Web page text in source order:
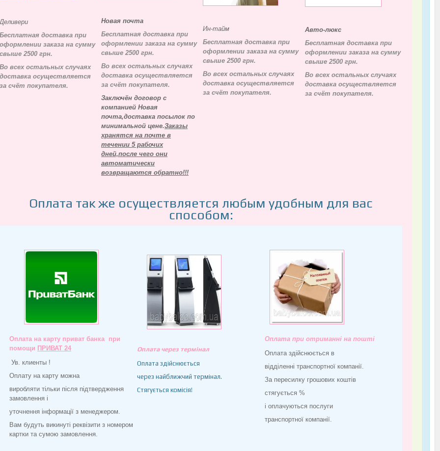
Деливери
Бесплатная доставка при
оформлении заказа на сумму
свыше 2500 грн.
Во всех остальных случаях
доставка осуществляется
за счёт покупателя.
Новая почта
Бесплатная доставка при
оформлении заказа на сумму
свыше 2500 грн.
Во всех остальных случаях
доставка осуществляется
за счёт покупателя.
Заключён договор с
компанией Новая
почта,доставка посылок по
минимальной цене.Заказы
хранятся на почте в
течении 5 рабочих
дней,после чего они
автоматически
возвращаются обратно!!!
Ин-тайм
Бесплатная доставка при
оформлении заказа на сумму
свыше 2500 грн.
Во всех остальных случаях
доставка осуществляется
за счёт покупателя.
Авто-люкс
Бесплатная доставка при
оформлении заказа на сумму
свыше 2500 грн.
Во всех остальных случаях
доставка осуществляется
за счёт покупателя.
Оплата так же осуществляется любым удобным для вас
способом:
Оплата на карту приват банка при
помощи ПРИВАТ 24
Ув. клиенты !
Оплату на карту можна
виробляти тільки після підтвердження
замовлення і
уточнення інформації з менеджером.
Вам будуть викинуті реквізити з номером
картки та сумою замовлення.
Оплата через термінал
Оплата здійснюється
через найближчий термінал.
Стягується комісія!
Оплата при отриманні на пошті
Оплата здійснюється в
відділенні транспортної компанії.
За пересилку грошових коштів
стягується %
і оплачуються послуги
транспортної компанії.